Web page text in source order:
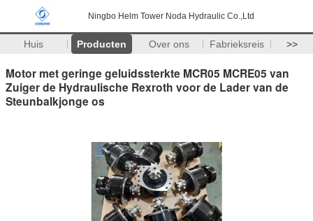
Ningbo Helm Tower Noda Hydraulic Co.,Ltd
Huis Producten Over ons Fabrieksreis >>
Motor met geringe geluidssterkte MCR05 MCRE05 van
Zuiger de Hydraulische Rexroth voor de Lader van de
Steunbalkjonge os